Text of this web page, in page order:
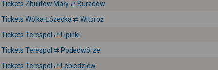
Tickets Zbulitów Mały ⇄ Buradów
Tickets Wólka Łózecka ⇄ Witoroż
Tickets Terespol ⇄ Lipinki
Tickets Terespol ⇄ Podedwórze
Tickets Terespol ⇄ Lebiedziew